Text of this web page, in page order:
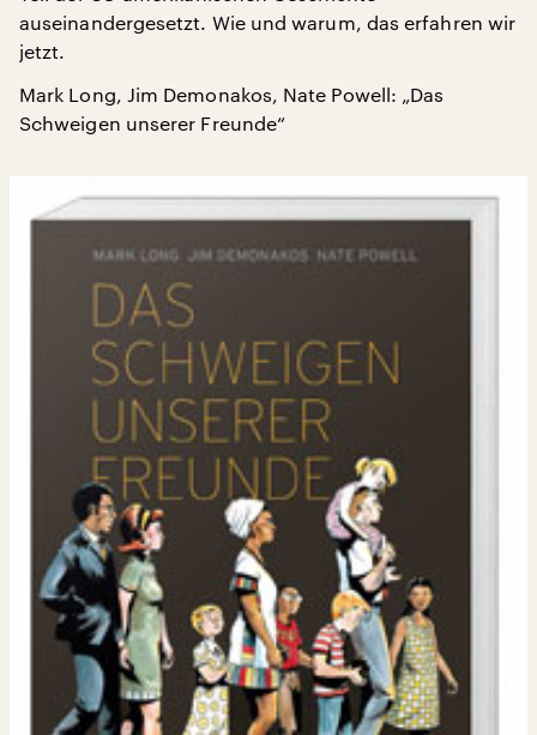
auseinandergesetzt. Wie und warum, das erfahren wir
jetzt.
Mark Long, Jim Demonakos, Nate Powell: „Das
Schweigen unserer Freunde“